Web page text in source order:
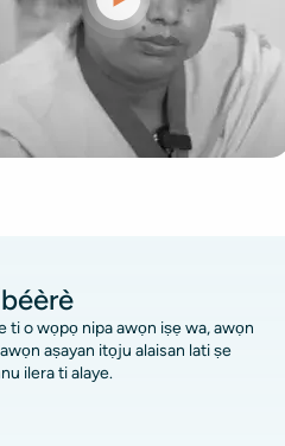
ti o wọpọ nipa awọn iṣẹ wa, awọn
aṣayan itọju alaisan lati ṣe
ilera ti alaye.